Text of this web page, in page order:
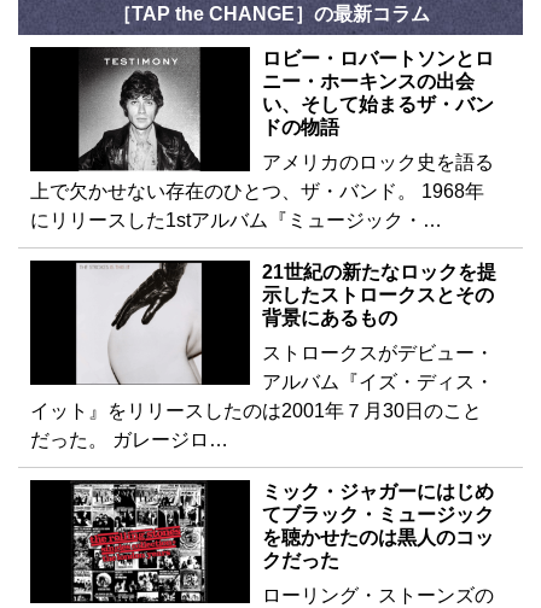
［TAP the CHANGE］の最新コラム
ロビー・ロバートソンとロ
ニー・ホーキンスの出会
い、そして始まるザ・バン
ドの物語
アメリカのロック史を語る
上で欠かせない存在のひとつ、ザ・バンド。 1968年
にリリースした1stアルバム『ミュージック・…
21世紀の新たなロックを提
示したストロークスとその
背景にあるもの
ストロークスがデビュー・
アルバム『イズ・ディス・
イット』をリリースしたのは2001年７月30日のこと
だった。 ガレージロ…
ミック・ジャガーにはじめ
てブラック・ミュージック
を聴かせたのは黒人のコッ
クだった
ローリング・ストーンズの